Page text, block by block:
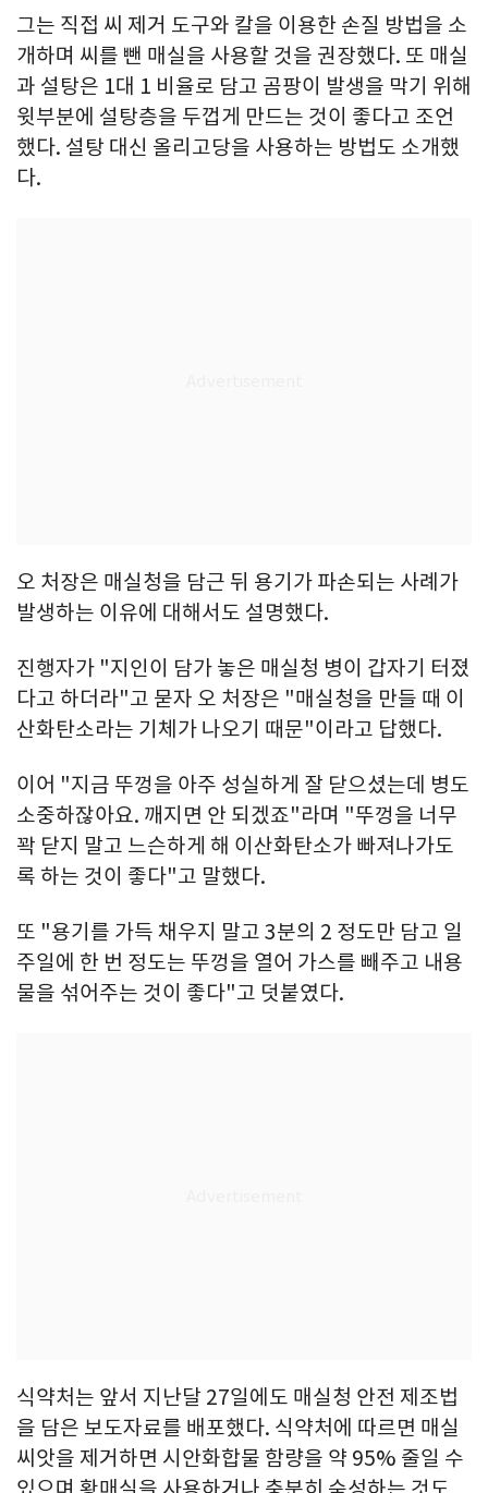
그는 직접 씨 제거 도구와 칼을 이용한 손질 방법을 소
개하며 씨를 뺀 매실을 사용할 것을 권장했다. 또 매실
과 설탕은 1대 1 비율로 담고 곰팡이 발생을 막기 위해
윗부분에 설탕층을 두껍게 만드는 것이 좋다고 조언
했다. 설탕 대신 올리고당을 사용하는 방법도 소개했
다.
오 처장은 매실청을 담근 뒤 용기가 파손되는 사례가
발생하는 이유에 대해서도 설명했다.
진행자가 "지인이 담가 놓은 매실청 병이 갑자기 터졌
다고 하더라"고 묻자 오 처장은 "매실청을 만들 때 이
산화탄소라는 기체가 나오기 때문"이라고 답했다.
이어 "지금 뚜껑을 아주 성실하게 잘 닫으셨는데 병도
소중하잖아요. 깨지면 안 되겠죠"라며 "뚜껑을 너무
꽉 닫지 말고 느슨하게 해 이산화탄소가 빠져나가도
록 하는 것이 좋다"고 말했다.
또 "용기를 가득 채우지 말고 3분의 2 정도만 담고 일
주일에 한 번 정도는 뚜껑을 열어 가스를 빼주고 내용
물을 섞어주는 것이 좋다"고 덧붙였다.
식약처는 앞서 지난달 27일에도 매실청 안전 제조법
을 담은 보도자료를 배포했다. 식약처에 따르면 매실
씨앗을 제거하면 시안화합물 함량을 약 95% 줄일 수